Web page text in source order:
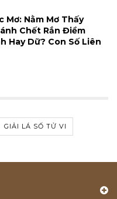
Mơ: Nằm Mơ Thấy
Chết Rắn Điềm
Hay Dữ? Con Số Liên
GIẢI LÁ SỐ TỬ VI